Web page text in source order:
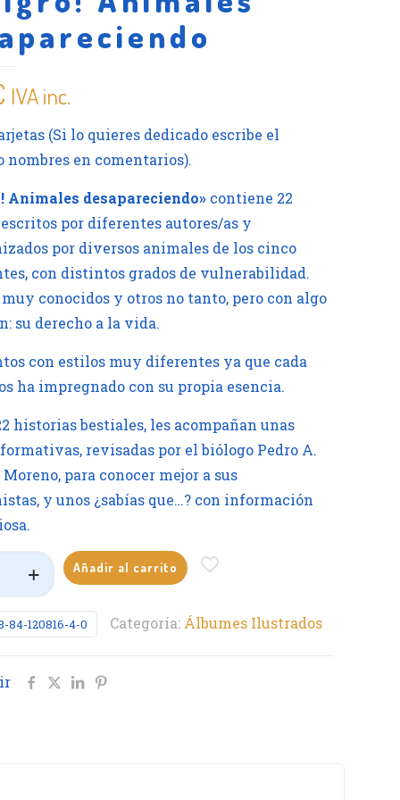
IVA inc.
(Si lo quieres dedicado escribe el
nombres en comentarios).
Animales desapareciendo»contiene 22
por diferentes autores/as y
por diversos animales de los cinco
con distintos grados de vulnerabilidad.
conocidos y otros no tanto, pero con algo
su derecho a la vida.
con estilos muy diferentes ya que cada
ha impregnado con su propia esencia.
historias bestiales, les acompañan unas
revisadas por el biólogo Pedro A.
para conocer mejor a sus
y unos ¿sabías que…? con información
Añadir al carrito
84-120816-4-0 Categoría: Álbumes Ilustrados